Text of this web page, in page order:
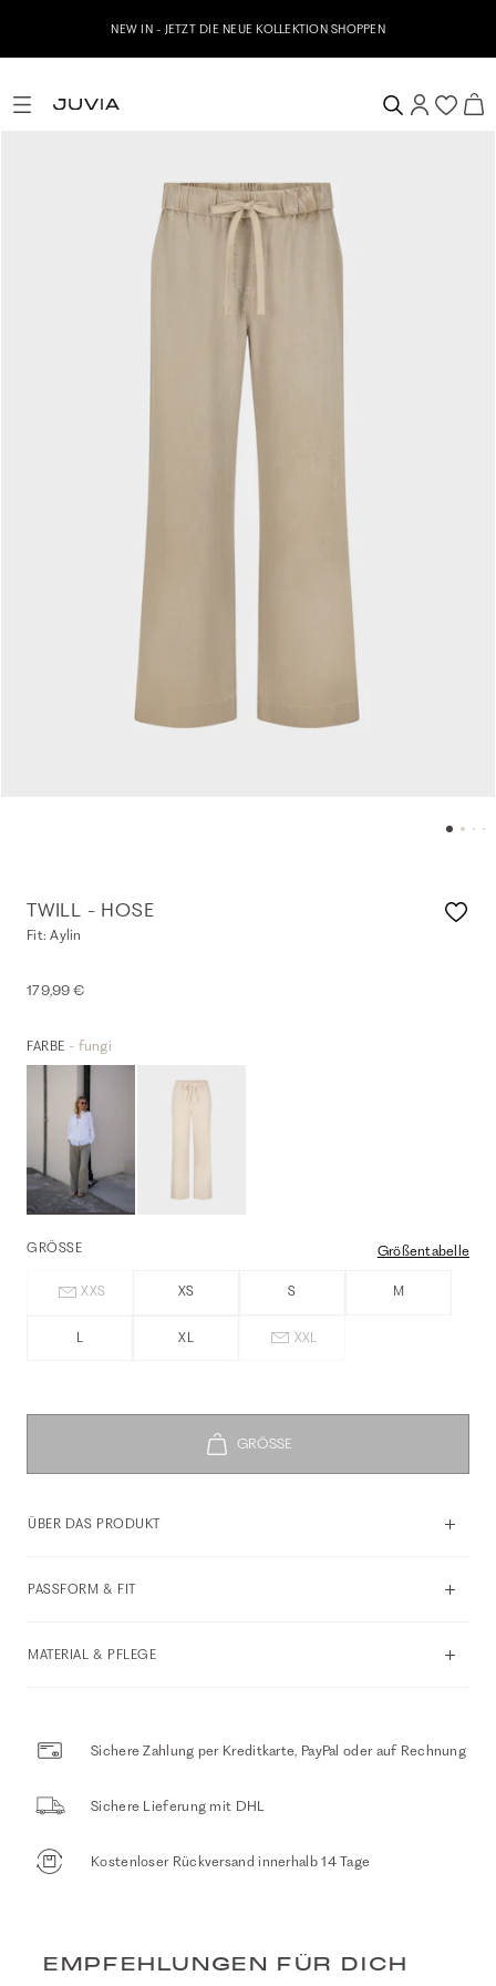
NEW IN - JETZT DIE NEUE KOLLEKTION SHOPPEN
TWILL - HOSE
Fit: Aylin
179,99 €
FARBE - fungi
GRÖSSE Größentabelle
XXS XS S M
L XL XXL
ÜBER DAS PRODUKT
PASSFORM & FIT
MATERIAL & PFLEGE
Sichere Zahlung per Kreditkarte, PayPal oder auf Rechnung
Sichere Lieferung mit DHL
Kostenloser Rückversand innerhalb 14 Tage
EMPFEHLUNGEN FÜR DICH